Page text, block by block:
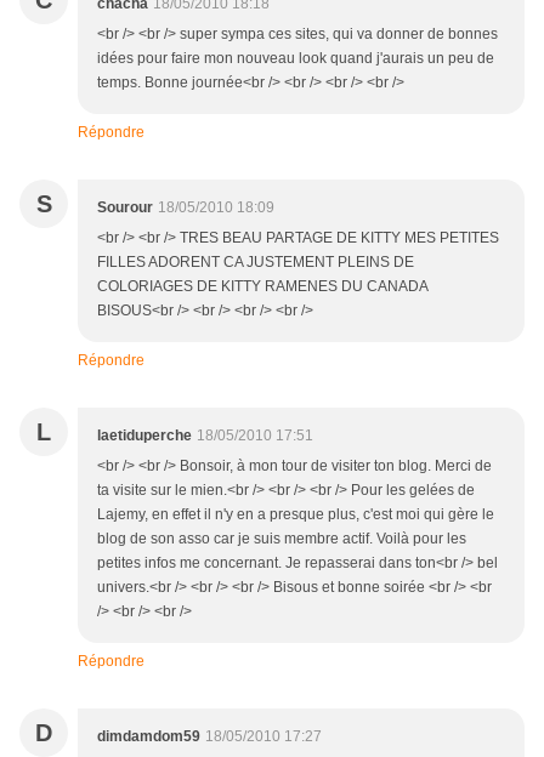
chacha 18/05/2010 18:18
<br /> <br /> super sympa ces sites, qui va donner de bonnes
idées pour faire mon nouveau look quand j'aurais un peu de
temps. Bonne journée<br /> <br /> <br /> <br />
Répondre
S Sourour 18/05/2010 18:09
<br /> <br /> TRES BEAU PARTAGE DE KITTY MES PETITES
FILLES ADORENT CA JUSTEMENT PLEINS DE
COLORIAGES DE KITTY RAMENES DU CANADA
BISOUS<br /> <br /> <br /> <br />
Répondre
L laetiduperche 18/05/2010 17:51
<br /> <br /> Bonsoir, à mon tour de visiter ton blog. Merci de
ta visite sur le mien.<br /> <br /> <br /> Pour les gelées de
Lajemy, en effet il n'y en a presque plus, c'est moi qui gère le
blog de son asso car je suis membre actif. Voilà pour les
petites infos me concernant. Je repasserai dans ton<br /> bel
univers.<br /> <br /> <br /> Bisous et bonne soirée <br /> <br
/> <br /> <br />
Répondre
D dimdamdom59 18/05/2010 17:27